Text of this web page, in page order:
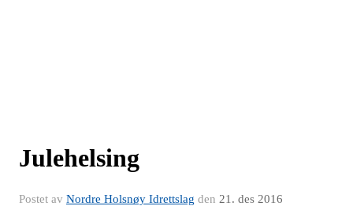
Julehelsing
Postet av Nordre Holsnøy Idrettslag den 21. des 2016